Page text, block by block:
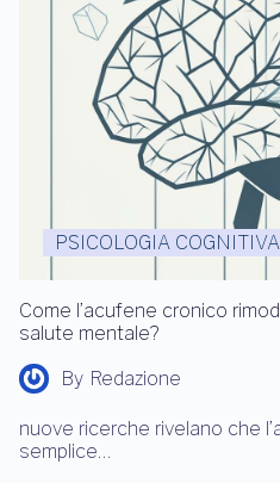
PSICOLOGIA COGNITIVA
Come l’acufene cronico
salute mentale?
By Redazione
nuove ricerche rivelano che
semplice…